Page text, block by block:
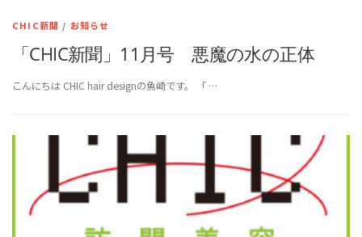
CHIC新聞 / お知らせ
「CHIC新聞」11月号 悪魔の水の正体
こんにちは CHIC hair designの魚崎です。 「 …